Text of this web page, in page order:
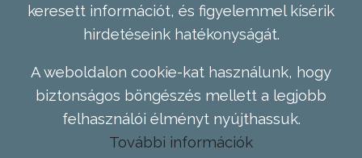
keresett információt, és figyelemmel kísérik
hirdetéseink hatékonyságát.
A weboldalon cookie-kat használunk, hogy
biztonságos böngészés mellett a legjobb
felhasználói élményt nyújthassuk.
További információk